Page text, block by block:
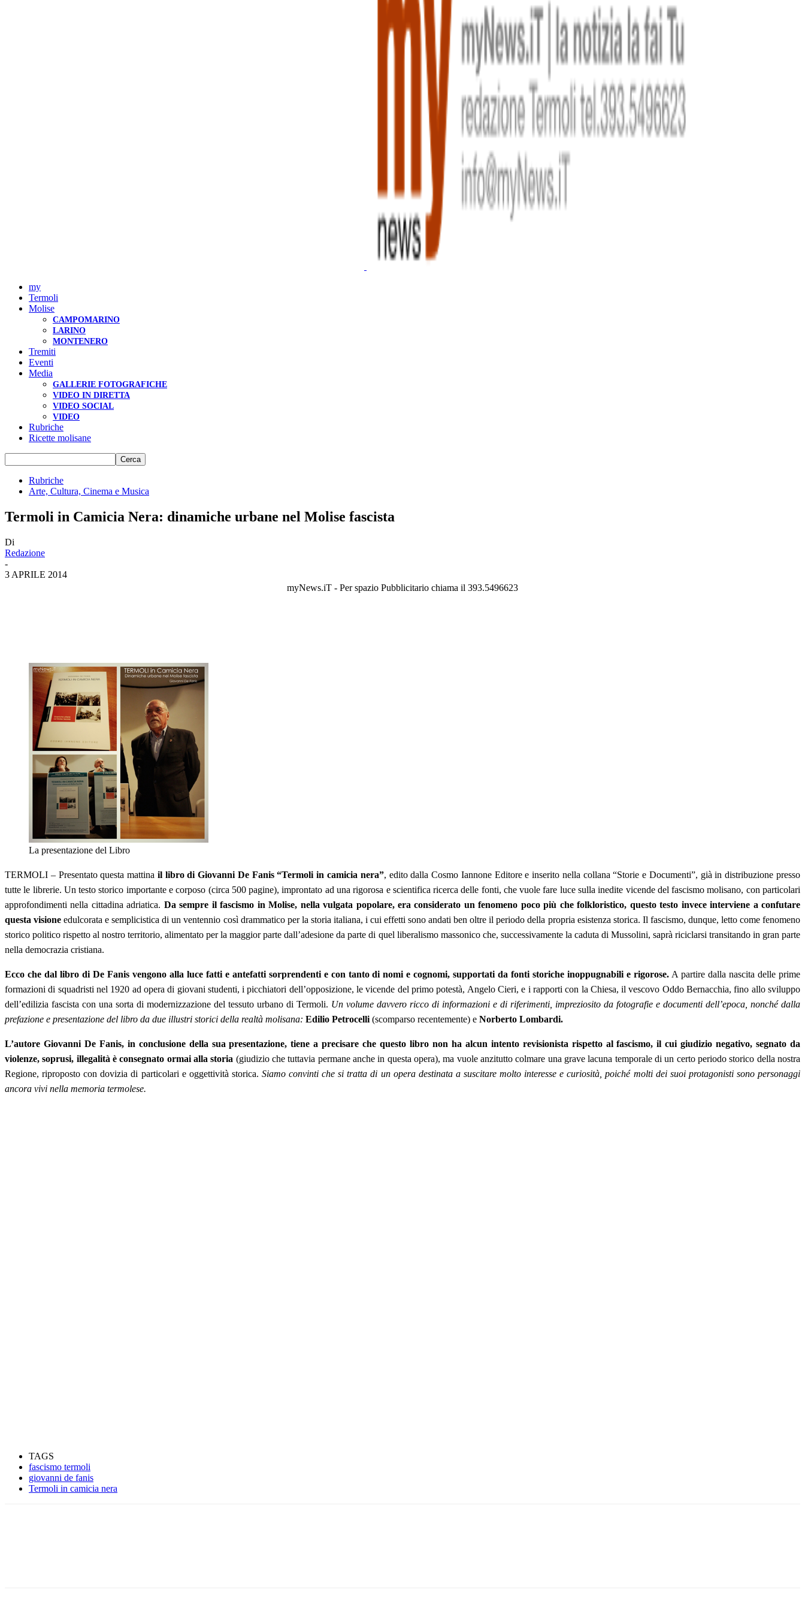
my
Termoli
Molise
CAMPOMARINO
LARINO
MONTENERO
Tremiti
Eventi
Media
GALLERIE FOTOGRAFICHE
VIDEO IN DIRETTA
VIDEO SOCIAL
VIDEO
Rubriche
Ricette molisane
Rubriche
Arte, Cultura, Cinema e Musica
Termoli in Camicia Nera: dinamiche urbane nel Molise fascista
Di
Redazione
-
3 APRILE 2014
myNews.iT - Per spazio Pubblicitario chiama il 393.5496623
La presentazione del Libro
TERMOLI – Presentato questa mattina il libro di Giovanni De Fanis “Termoli in camicia nera”, edito dalla Cosmo Iannone Editore e inserito nella collana “Storie e Documenti”, già in distribuzione presso
tutte le librerie. Un testo storico importante e corposo (circa 500 pagine), improntato ad una rigorosa e scientifica ricerca delle fonti, che vuole fare luce sulla inedite vicende del fascismo molisano, con particolari
approfondimenti nella cittadina adriatica. Da sempre il fascismo in Molise, nella vulgata popolare, era considerato un fenomeno poco più che folkloristico, questo testo invece interviene a confutare
questa visione edulcorata e semplicistica di un ventennio così drammatico per la storia italiana, i cui effetti sono andati ben oltre il periodo della propria esistenza storica. Il fascismo, dunque, letto come fenomeno
storico politico rispetto al nostro territorio, alimentato per la maggior parte dall’adesione da parte di quel liberalismo massonico che, successivamente la caduta di Mussolini, saprà riciclarsi transitando in gran parte
nella democrazia cristiana.
Ecco che dal libro di De Fanis vengono alla luce fatti e antefatti sorprendenti e con tanto di nomi e cognomi, supportati da fonti storiche inoppugnabili e rigorose. A partire dalla nascita delle prime
formazioni di squadristi nel 1920 ad opera di giovani studenti, i picchiatori dell’opposizione, le vicende del primo potestà, Angelo Cieri, e i rapporti con la Chiesa, il vescovo Oddo Bernacchia, fino allo sviluppo
dell’edilizia fascista con una sorta di modernizzazione del tessuto urbano di Termoli. Un volume davvero ricco di informazioni e di riferimenti, impreziosito da fotografie e documenti dell’epoca, nonché dalla
prefazione e presentazione del libro da due illustri storici della realtà molisana: Edilio Petrocelli (scomparso recentemente) e Norberto Lombardi.
L’autore Giovanni De Fanis, in conclusione della sua presentazione, tiene a precisare che questo libro non ha alcun intento revisionista rispetto al fascismo, il cui giudizio negativo, segnato da
violenze, soprusi, illegalità è consegnato ormai alla storia (giudizio che tuttavia permane anche in questa opera), ma vuole anzitutto colmare una grave lacuna temporale di un certo periodo storico della nostra
Regione, riproposto con dovizia di particolari e oggettività storica. Siamo convinti che si tratta di un opera destinata a suscitare molto interesse e curiosità, poiché molti dei suoi protagonisti sono personaggi
ancora vivi nella memoria termolese.
TAGS
fascismo termoli
giovanni de fanis
Termoli in camicia nera